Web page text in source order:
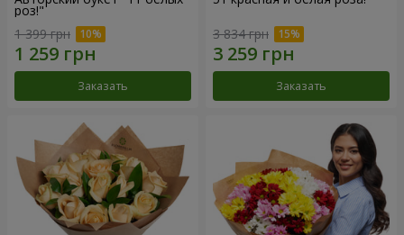
роз!"
1 399 грн
Заказать
3 834 грн
Заказать